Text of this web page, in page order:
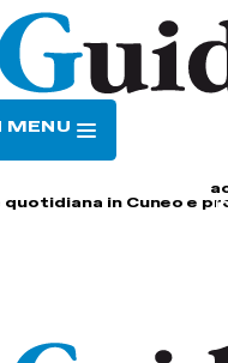
MENU
in Cuneo e